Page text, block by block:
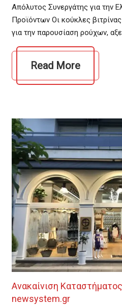
Απόλυτος Συνεργάτης για την
Προϊόντων Οι κούκλες
για την παρουσίαση ρούχων,
Read More
Ανακαίνιση
newsystem.gr